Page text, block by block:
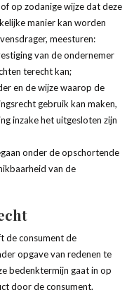
op zodanige wijze dat deze
manier kan worden
meesturen:
van de ondernemer
terecht kan;
en de wijze waarop de
gebruik kan maken,
inzake het uitgesloten zijn
onder de opschortende
van de
de consument de
opgave van redenen te
bedenktermijn gaat in op
door de consument.